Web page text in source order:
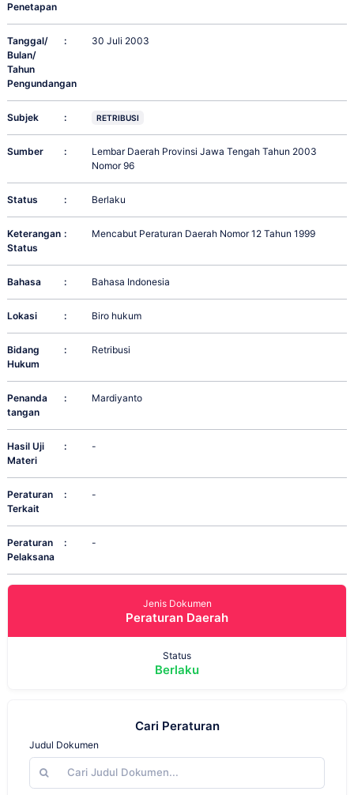
Penetapan
Tanggal/
Bulan/
Tahun
Pengundangan
: 30 Juli 2003
Subjek : RETRIBUSI
Sumber :
Lembar Daerah Provinsi Jawa Tengah Tahun 2003
Nomor 96
Status : Berlaku
Keterangan
Status
: Mencabut Peraturan Daerah Nomor 12 Tahun 1999
Bahasa : Bahasa Indonesia
Lokasi : Biro hukum
Bidang
Hukum
: Retribusi
Penanda
tangan
: Mardiyanto
Hasil Uji
Materi
: -
Peraturan
Terkait
: -
Peraturan
Pelaksana
: -
Jenis Dokumen
Peraturan Daerah
Status
Berlaku
Cari Peraturan
Judul Dokumen